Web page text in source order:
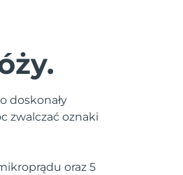
doskonały
zwalczać oznaki
oraz 5